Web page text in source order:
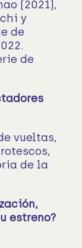
(2021),​
y
de
de
vueltas,
de la
estreno?